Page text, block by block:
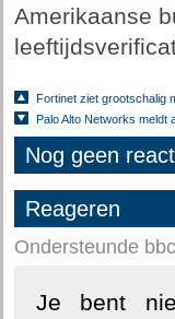
Amerikaanse
Fortinet ziet grootschalig
Palo Alto Networks meldt
Nog geen
Reageren
Ondersteunde
Je bent